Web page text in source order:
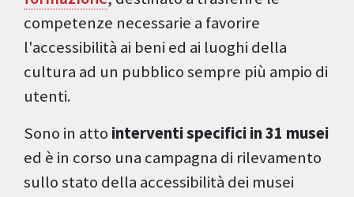
competenze necessarie a favorire
l'accessibilità ai beni ed ai luoghi della
cultura ad un pubblico sempre più ampio di
utenti.
Sono in atto interventi specifici in 31 musei
ed è in corso una campagna di rilevamento
sullo stato della accessibilità dei musei